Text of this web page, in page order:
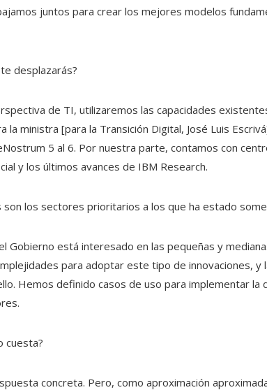
juntos para crear los mejores modelos
desplazarás?
de TI, utilizaremos las capacidades
la ministra [para la Transición Digital, José Luis
5 al 6. Por nuestra parte, contamos con
y los últimos avances de IBM Research.
son los sectores prioritarios a los que ha estado
Gobierno está interesado en las pequeñas y
para adoptar este tipo de innovaciones, y
Hemos definido casos de uso para implementar la
cuesta?
concreta. Pero, como aproximación